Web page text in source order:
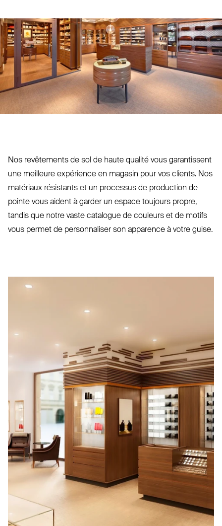
Nos revê­tements de sol de haute qualité vous garan­tissent
une meilleure expérience en magasin pour vos clients. Nos
matériaux résistants et un processus de pro­duction de
pointe vous aident à garder un espace toujours propre,
tandis que notre vaste catalogue de couleurs et de motifs
vous permet de per­son­naliser son apparence à votre guise.